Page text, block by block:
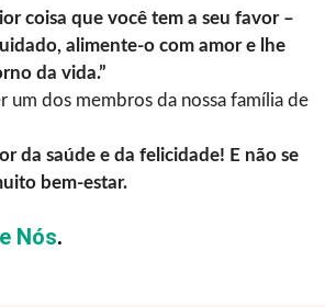
coisa que você tem a seu favor –
alimente-o com amor e lhe
da vida.”
um dos membros da nossa família de
da saúde e da felicidade! E não se
bem-estar.
Nós.